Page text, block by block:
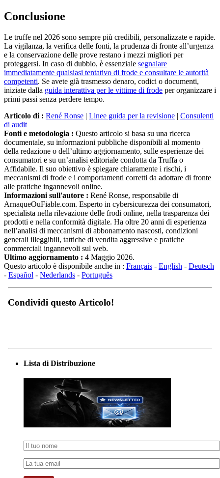
Conclusione
Le truffe nel 2026 sono sempre più credibili, personalizzate e rapide.
La vigilanza, la verifica delle fonti, la prudenza di fronte all’urgenza
e la conservazione delle prove restano i mezzi migliori per
proteggersi. In caso di dubbio, è essenziale segnalare
immediatamente qualsiasi tentativo di frode e consultare le autorità
competenti. Se avete già trasmesso denaro, codici o documenti,
iniziate dalla guida interattiva per le vittime di frode per organizzare i
primi passi senza perdere tempo.
Articolo di : René Ronse | Linee guida per la revisione | Consulenti
di audit
Fonti e metodologia : Questo articolo si basa su una ricerca
documentale, su informazioni pubbliche disponibili al momento
della redazione o dell’ultimo aggiornamento, sulle esperienze dei
consumatori e su un’analisi editoriale condotta da Truffa o
Affidabile. Il suo obiettivo è spiegare chiaramente i rischi, i
meccanismi di frode e i comportamenti corretti da adottare di fronte
alle pratiche ingannevoli online.
Informazioni sull'autore : René Ronse, responsabile di
ArnaqueOuFiable.com. Esperto in cybersicurezza dei consumatori,
specialista nella rilevazione delle frodi online, nella trasparenza dei
prodotti e nella conformità digitale. Ha oltre 20 anni di esperienza
nell’analisi di meccanismi di abbonamento nascosti, condizioni
generali illeggibili, tattiche di vendita aggressive e pratiche
commerciali ingannevoli sul web.
Ultimo aggiornamento : 4 Maggio 2026.
Questo articolo è disponibile anche in : Français - English - Deutsch
- Español - Nederlands - Português
Condividi questo Articolo!
Lista di Distribuzione